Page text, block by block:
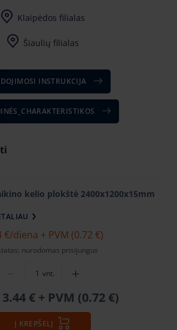
Klaipėdos filialas
Šiaulių filialas
INSTRUKCIJA
kelio plokštė 2400x1200x15mm
€/diena + PVM (0.72 €)
nurodomas prisijungus
vnt.
3.44 €+ PVM (0.72 €)
Į KREPŠELĮ